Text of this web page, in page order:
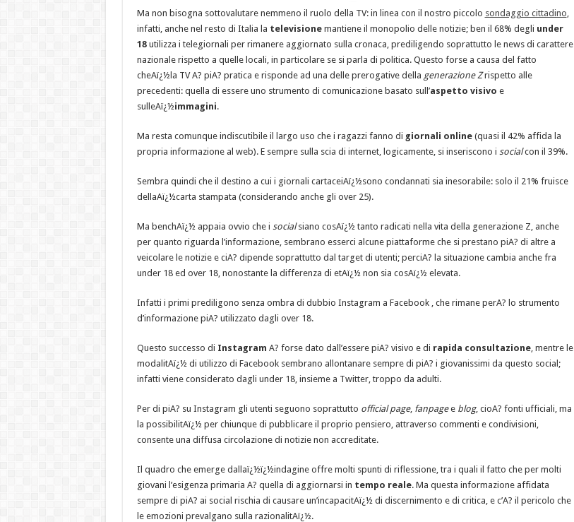
Ma non bisogna sottovalutare nemmeno il ruolo della TV: in linea con il nostro piccolo sondaggio cittadino
infatti, anche nel resto di Italia la televisionemantiene il monopolio delle notizie; ben il 68% degli under
18utilizza i telegiornali per rimanere aggiornato sulla cronaca, prediligendo soprattutto le news di carattere
nazionale rispetto a quelle locali, in particolare se si parla di politica. Questo forse a causa del fatto
cheAï¿½la TV A? piA? pratica e risponde ad una delle prerogative della generazione Zrispetto alle
precedenti: quella di essere uno strumento di comunicazione basato sull’aspetto visivo e
sulleAï¿½immagini.
Ma resta comunque indiscutibile il largo uso che i ragazzi fanno di giornali online(quasi il 42% affida la
propria informazione al web). E sempre sulla scia di internet, logicamente, si inseriscono i socialcon il 39%.
Sembra quindi che il destino a cui i giornali cartaceiAï¿½sono condannati sia inesorabile: solo il 21% fruisce
dellaAï¿½carta stampata (considerando anche gli over 25).
Ma benchAï¿½ appaia ovvio che i socialsiano cosAï¿½ tanto radicati nella vita della generazione Z, anche
per quanto riguarda l’informazione, sembrano esserci alcune piattaforme che si prestano piA? di altre a
veicolare le notizie e ciA? dipende soprattutto dal target di utenti; perciA? la situazione cambia anche fra
under 18 ed over 18, nonostante la differenza di etAï¿½ non sia cosAï¿½ elevata.
Infatti i primi prediligono senza ombra di dubbio Instagram a Facebook , che rimane perA? lo strumento
d’informazione piA? utilizzato dagli over 18.
Questo successo di Instagram A? forse dato dall’essere piA? visivo e di rapida consultazione, mentre le
modalitAï¿½ di utilizzo di Facebook sembrano allontanare sempre di piA? i giovanissimi da questo social;
infatti viene considerato dagli under 18, insieme a Twitter, troppo da adulti.
Per di piA? su Instagram gli utenti seguono soprattutto official page, fanpagee blog, cioA? fonti ufficiali, ma
la possibilitAï¿½ per chiunque di pubblicare il proprio pensiero, attraverso commenti e condivisioni,
consente una diffusa circolazione di notizie non accreditate.
Il quadro che emerge dallaï¿½ï¿½indagine offre molti spunti di riflessione, tra i quali il fatto che per molti
giovani l’esigenza primaria A? quella di aggiornarsi in tempo reale. Ma questa informazione affidata
sempre di piA? ai social rischia di causare un’incapacitAï¿½ di discernimento e di critica, e c’A? il pericolo che
le emozioni prevalgano sulla razionalitAï¿½.